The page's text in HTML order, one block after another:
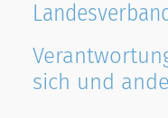
sich und